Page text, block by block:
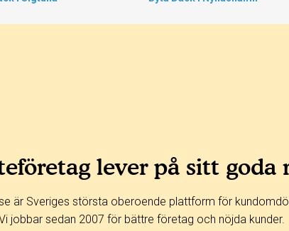
lever på sitt goda
är Sveriges största oberoende plattform för
jobbar sedan 2007 för bättre företag och nöjda kunder.